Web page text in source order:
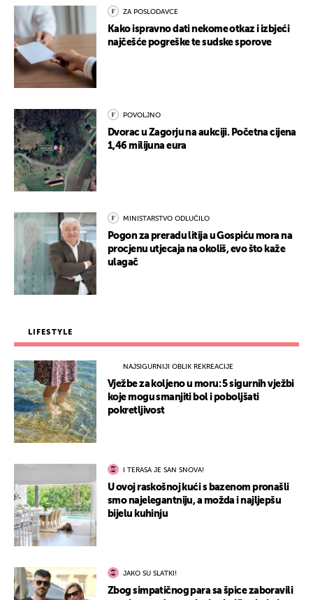
ZA POSLODAVCE
Kako ispravno dati nekome otkaz i izbjeći
najčešće pogreške te sudske sporove
POVOLJNO
Dvorac u Zagorju na aukciji. Početna cijena
1,46 milijuna eura
MINISTARSTVO ODLUČILO
Pogon za preradu litija u Gospiću mora na
procjenu utjecaja na okoliš, evo što kaže
ulagač
LIFESTYLE
NAJSIGURNIJI OBLIK REKREACIJE
Vježbe za koljeno u moru: 5 sigurnih vježbi
koje mogu smanjiti bol i poboljšati
pokretljivost
I TERASA JE SAN SNOVA!
U ovoj raskošnoj kući s bazenom pronašli
smo najelegantniju, a možda i najljepšu
bijelu kuhinju
JAKO SU SLATKI!
Zbog simpatičnog para sa špice zaboravili